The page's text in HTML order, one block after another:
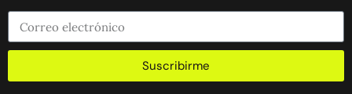
Suscribirme